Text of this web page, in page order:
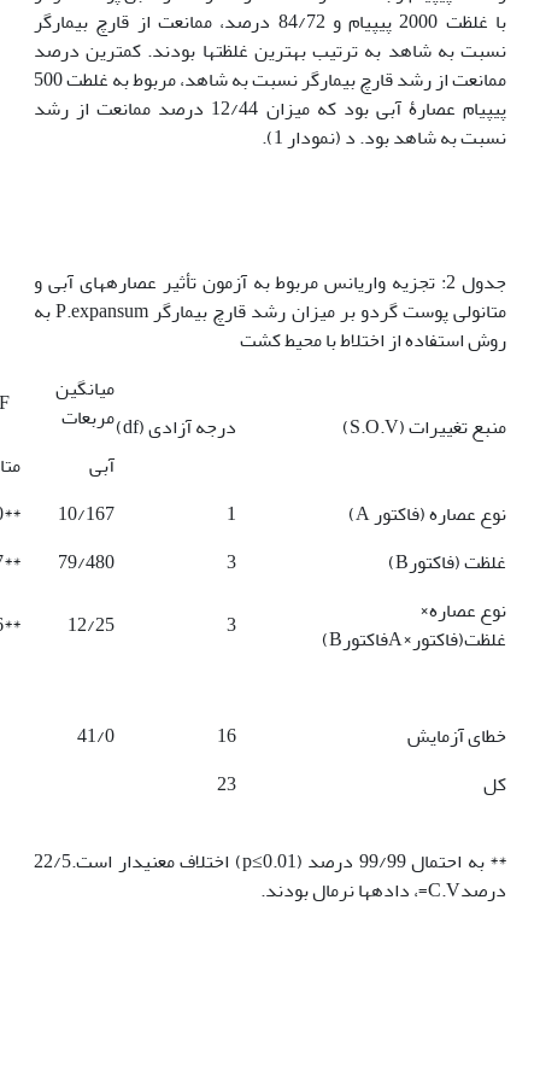
با غلظت 2000 پی­پی­ام و 84/72 درصد، ممانعت از قارچ بیمارگر
نسبت به شاهد به ترتیب بهترین غلظت­ها بودند. کمترین درصد
ممانعت از رشد قارچ بیمارگر نسبت به شاهد، مربوط به غلطت 500
پی­پی­ام عصارۀ آبی بود که میزان 12/44 درصد ممانعت از رشد
نسبت به شاهد بود. د (نمودار 1).
جدول 2: تجزیه واریانس مربوط به آزمون تأثیر عصاره­های آبی و
متانولی پوست گردو بر میزان رشد قارچ بیمارگر P.expansum به
روش استفاده از اختلاط با محیط کشت
منبع تغییرات (S.O.V) درجه آزادی (df)
میانگین
مربعات
F
آبی
نوع عصاره (فاکتور A)
1
10/167
**20/190
غلظت (فاکتورB)
3
79/480
**71/497
نوع عصاره×
غلظت(فاکتور×AفاکتورB)
3
12/25
**26/56
خطای آزمایش 16
41/0
کل
23
** به احتمال 99/99 درصد (p≤0.01) اختلاف معنیدار است.22/5
درصدC.V=، داده­ها نرمال بودند.